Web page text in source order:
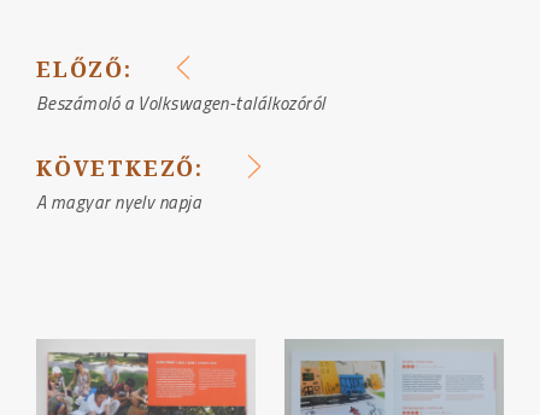
BEJEGYZÉS
NAVIGÁCIÓ
ELŐZŐ:
Beszámoló a Volkswagen-találkozóról
KÖVETKEZŐ:
A magyar nyelv napja